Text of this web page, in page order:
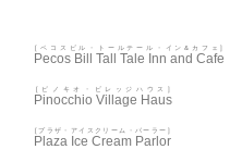
Pecos Bill Tall Tale Inn and Cafe
[ペコスビル・トールテール・イン&カフェ]
Pinocchio Village Haus
[ピノキオ・ビレッジハウス]
Plaza Ice Cream Parlor
[プラザ・アイスクリーム・パーラー]